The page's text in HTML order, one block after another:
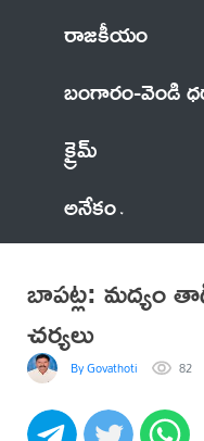
రాజకీయం
బంగారం-వెండి
క్రైమ్
అనేకం
బాపట్ల: మద్యం
చర్యలు
By Govathoti 82